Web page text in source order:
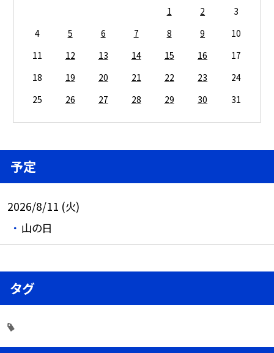
1 2
3
4
5 6 7 8 9
10
11
12 13 14 15 16
17
18
19 20 21 22 23
24
25
26 27 28 29 30 31
予定
2026/8/11 (火)
山の日
タグ